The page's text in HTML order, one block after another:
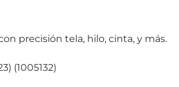
precisión tela, hilo, cinta, y más.
(1005132)